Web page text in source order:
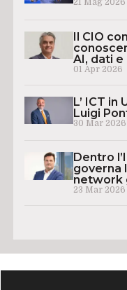
21 Mag 2026
Il CIO
AI, dati
01 Apr 2026
L’ ICT in
Luigi
30 Mar 2026
Dentro
governa
network
23 Mar 2026